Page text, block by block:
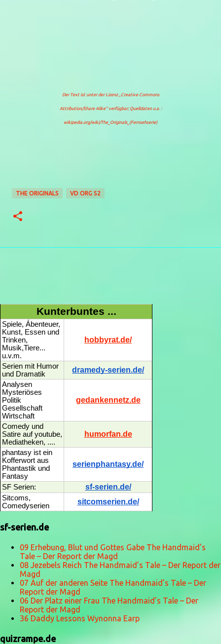
Der Text ist unter der Lizenz„Creative Commons
Attribution/Share Alike“verfügbar; Quelldaten u.a. :
wikipedia.org/wiki/The_Originals_(Fernsehserie)
THE ORIGINALS VD ORG S2
Kunterbuntes ...
Spiele, Ábenteuer,
Kunst, Essen und
Trinken,
Musik,Tiere...
u.v.m.
hobbyrat.de/
Serien mit Humor
und Dramatik
dramedy-serien.de/
Analysen
Mysteriöses
Politik
Gesellschaft
Wirtschaft
gedankennetz.de
Comedy und
Satire auf youtube,
Mediatheken, ....
humorfan.de
phantasy ist ein
Kofferwort aus
Phantastik und
Fantasy
serienphantasy.de/
SF Serien: sf-serien.de/
Sitcoms,
Comedyserien
sitcomserien.de/
sf-serien.de
09 Erhebung, Blut und Gottes Gabe The Handmaid’s
Tale – Der Report der Magd
08 Jezebels Reich The Handmaid’s Tale – Der Report der
Magd
07 Auf der anderen Seite The Handmaid’s Tale – Der
Report der Magd
06 Der Platz einer Frau The Handmaid’s Tale – Der
Report der Magd
36 Daddy Lessons Wynonna Earp
quizrampe.de